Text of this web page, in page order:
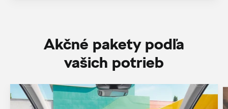
Akčné pakety podľa
vašich potrieb